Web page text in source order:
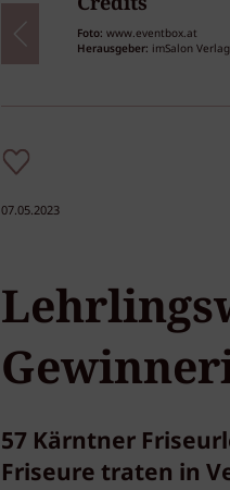
Foto: www.eventbox.at
Herausgeber: imSalon
07.05.2023
57 Kärntner
Friseure traten in